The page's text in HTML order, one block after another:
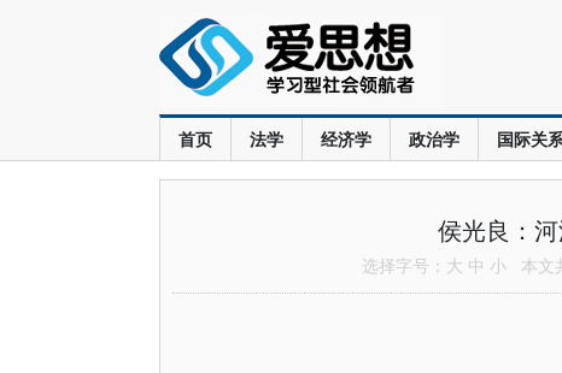
首页 法学 经济学 政治学 国际关
侯光良：
选择字号： 大 中 小 本文